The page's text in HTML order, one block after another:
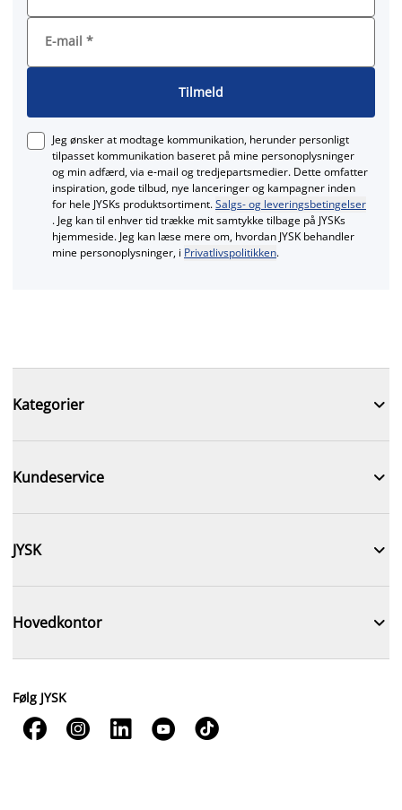
E-mail *
Tilmeld
Jeg ønsker at modtage kommunikation, herunder personligt
tilpasset kommunikation baseret på mine personoplysninger
og min adfærd, via e‑mail og tredjepartsmedier. Dette omfatter
inspiration, gode tilbud, nye lanceringer og kampagner inden
for hele JYSKs produktsortiment.Salgs- og leveringsbetingelser
. Jeg kan til enhver tid trække mit samtykke tilbage på JYSKs
hjemmeside. Jeg kan læse mere om, hvordan JYSK behandler
mine personoplysninger, i Privatlivspolitikken.
Kategorier 
Kundeservice 
JYSK 
Hovedkontor 
Følg JYSK
    